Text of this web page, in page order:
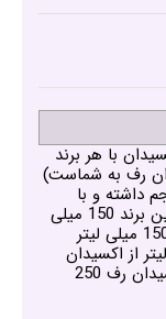
با اکسیدان با هر برند
رف به شماست)
میلی لیتر حجم داشته و با
نسبت ترکیب 1 به 1.5 و اکسیدان های کوچک این برند 150 میلی
لیتر تمام حجم رنگ 100 میلی لیتر با تمام حجم 150 میلی لیتر
لیتر از رنگ با 45 میلی لیتر از اکسیدان
ترکیب شود و عدد رنگ رف همراه با یک عدد اکسیدان رف 250